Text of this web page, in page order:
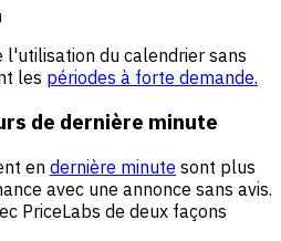
du calendrier sans
les périodes à forte demande.
de dernière minute
en dernière minute sont plus
avec une annonce sans avis.
PriceLabs de deux façons